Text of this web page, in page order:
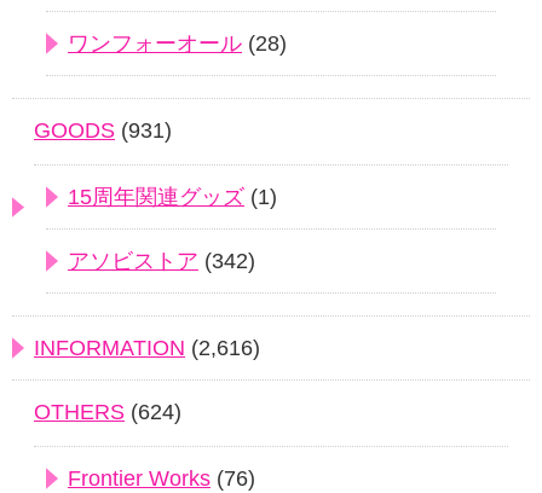
ワンフォーオール (28)
GOODS (931)
15周年関連グッズ (1)
アソビストア (342)
INFORMATION (2,616)
OTHERS (624)
Frontier Works (76)